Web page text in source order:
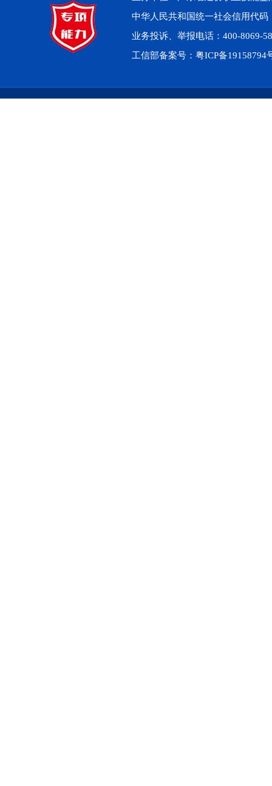
中华人民共和国统一社会信用代
业务投诉、举报电话：400-8069-
工信部备案号： 粤ICP备19158794